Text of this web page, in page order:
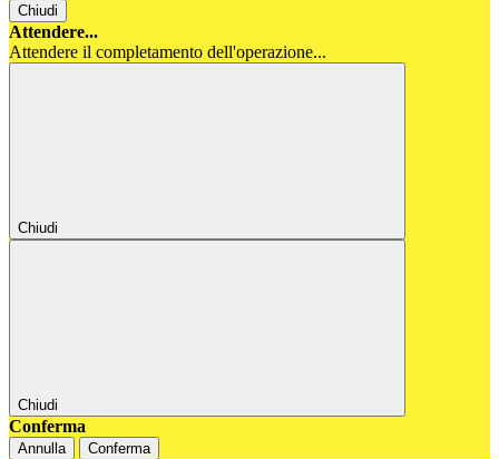
Chiudi
Attendere...
Attendere il completamento dell'operazione...
Chiudi
Chiudi
Conferma
Annulla Conferma